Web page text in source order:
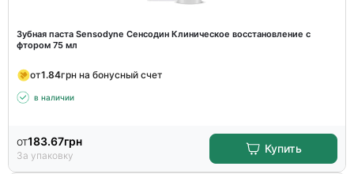
Зубная паста Sensodyne Сенсодин Клиническое восстановление с
фтором 75 мл
от1.84грн на бонусный счет
в наличии
от183.67грн
За упаковку
Купить